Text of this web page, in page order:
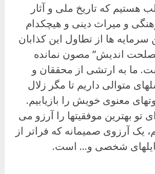
هستیم که تاریخ ملی و آثار
و میراث دینی و هیچکدام
سرمایه ها از تطاول این کذابان
اندیش” مصون نمانده
ما به ارتشی از محققان و
متوالی داریم تا مگر زلال
معنوی خویش را بازیابیم.
تو بهترین موفقیتها را آرزو می
یک آرزوی صمیمانه که فراتر از
شخصی و… است.